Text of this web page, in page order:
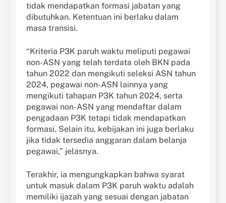
tidak mendapatkan formasi jabatan yang
dibutuhkan. Ketentuan ini berlaku dalam
masa transisi.
“Kriteria P3K paruh waktu meliputi pegawai
non-ASN yang telah terdata oleh BKN pada
tahun 2022 dan mengikuti seleksi ASN tahun
2024, pegawai non-ASN lainnya yang
mengikuti tahapan P3K tahun 2024, serta
pegawai non-ASN yang mendaftar dalam
pengadaan P3K tetapi tidak mendapatkan
formasi. Selain itu, kebijakan ini juga berlaku
jika tidak tersedia anggaran dalam belanja
pegawai,” jelasnya.
Terakhir, ia mengungkapkan bahwa syarat
untuk masuk dalam P3K paruh waktu adalah
memiliki ijazah yang sesuai dengan jabatan